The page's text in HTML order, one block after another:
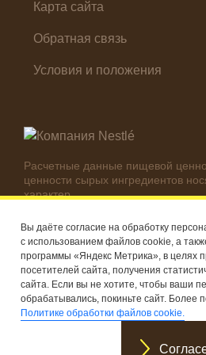
Карта сайта
Обратная связь
Условия и положения
Расчетные данные пищевой
ценности сырых ингредиентов
характер.
используемых ингредиентов.
© Компания Nestlé, 2026 г. Все
®Владелец товарных знаков:
(Швейцария)
Вы даёте согласие на обработку
с использованием файлов cookie, а
программы «Яндекс Метрика», в целях
посетителей сайта, получения
сайта. Если вы не хотите, чтобы ваши
обрабатывались, покиньте сайт. Более
Политике обработки файлов cookie.